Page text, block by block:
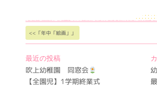
<<「年中「絵画」」
最近の投稿
吹上幼稚園 同窓会
【全園児】1学期終業式